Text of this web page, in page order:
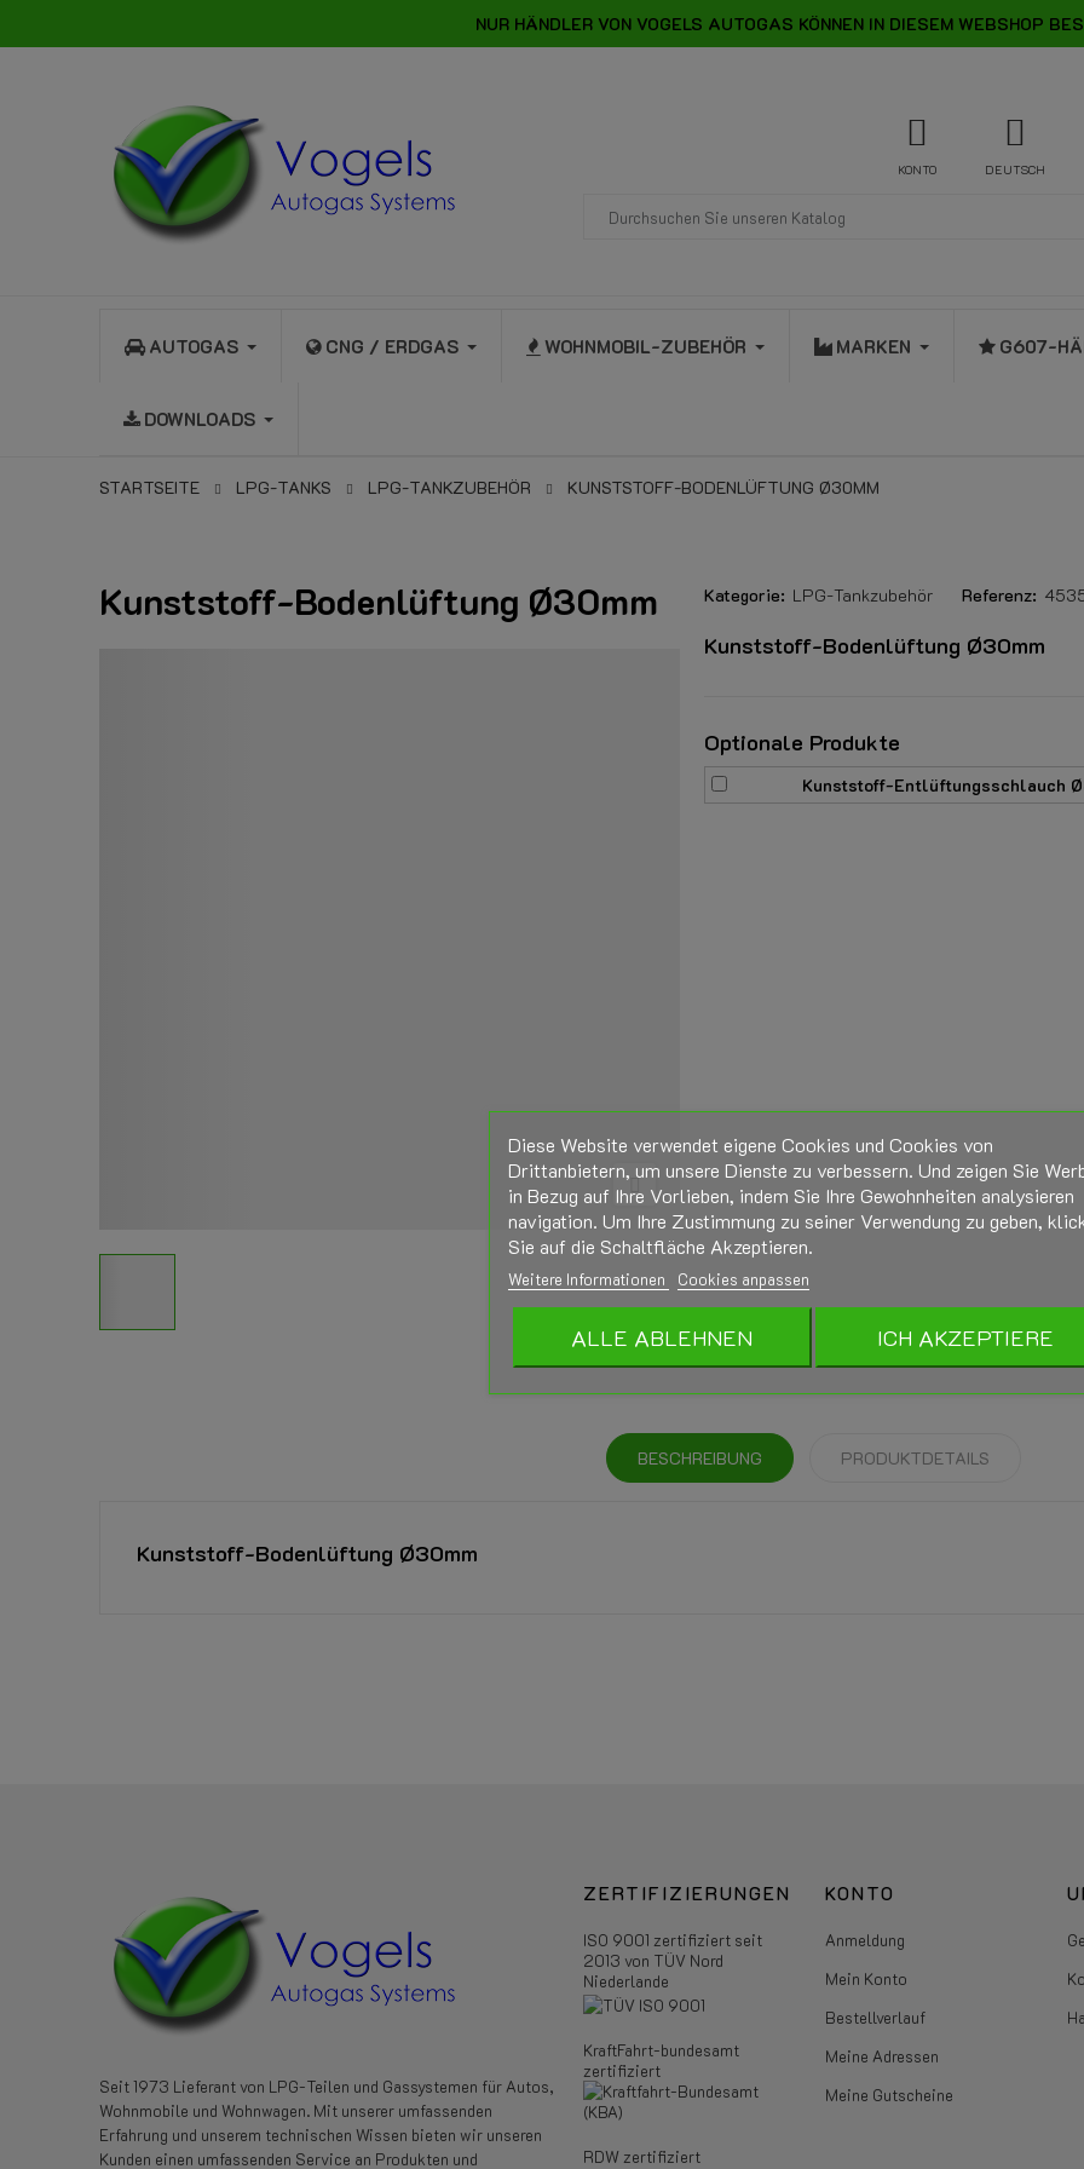
NUR HÄNDLER VON VOGELS AUTOGAS KÖNNEN IN DIESEM WEBSHOP
KONTO DEUTSCH
AUTOGAS CNG / ERDGAS WOHNMOBIL-ZUBEHÖR MARKEN G607-
DOWNLOADS
STARTSEITE LPG-TANKS LPG-TANKZUBEHÖR KUNSTSTOFF-BODENLÜFTUNG Ø30MM
Kunststoff-Bodenlüftung Ø30mm Kategorie: LPG-Tankzubehör Referenz:
Kunststoff-Bodenlüftung Ø30mm
Optionale Produkte
Kunststoff-Entlüftungsschlauch
BESCHREIBUNG PRODUKTDETAILS
Kunststoff-Bodenlüftung Ø30mm
Seit 1973 Lieferant von LPG-Teilen und Gassystemen für Autos,
Wohnmobile und Wohnwagen. Mit unserer umfassenden
Erfahrung und unserem technischen Wissen bieten wir unseren
Kunden einen umfassenden Service an Produkten und
ZERTIFIZIERUNGEN
ISO 9001 zertifiziert seit
2013 von TÜV Nord
Niederlande
KraftFahrt-bundesamt
zertifiziert
RDW zertifiziert
KONTO
Anmeldung
Mein Konto
Bestellverlauf
Meine Adressen
Meine Gutscheine
Diese Website verwendet eigene Cookies und Cookies von
Drittanbietern, um unsere Dienste zu verbessern. Und zeigen Sie
in Bezug auf Ihre Vorlieben, indem Sie Ihre Gewohnheiten analysieren
navigation. Um Ihre Zustimmung zu seiner Verwendung zu geben,
Sie auf die Schaltfläche Akzeptieren.
Weitere Informationen Cookies anpassen
ALLE ABLEHNEN ICH AKZEPTIERE